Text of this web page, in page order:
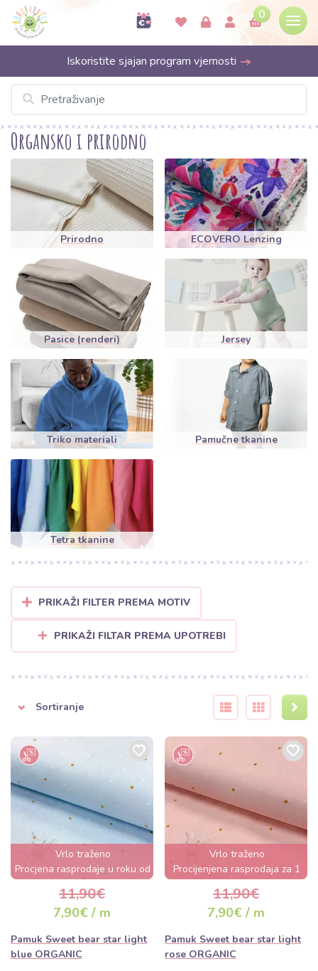
0
Iskoristite sjajan program vjernosti
Organsko i prirodno
Prirodno ECOVERO Lenzing
Pasice (renderi) Jersey
Triko materiali Pamučne tkanine
Tetra tkanine
PRIKAŽI FILTER PREMA MOTIV
PRIKAŽI FILTAR PREMA UPOTREBI
Sortiranje
Vrlo traženo
Procjena rasprodaje u roku od
nekoliko sati
11,90€
7,90€ / m
Pamuk Sweet bear star light
blue ORGANIC
Vrlo traženo
Procijenjena rasprodaja za 1
dan
11,90€
7,90€ / m
Pamuk Sweet bear star light
rose ORGANIC